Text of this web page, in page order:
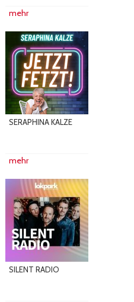
mehr
SERAPHINA KALZE
mehr
SILENT RADIO